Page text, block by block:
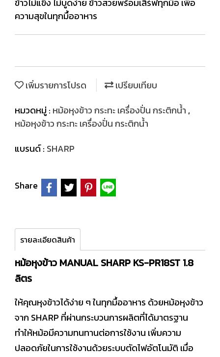
ข้าวไม่แข็ง ไม่บูดง่าย ข้าวสวยพร้อมเสิร์ฟทุกมื้อ เพื่อ
ความสุขในทุกมื้ออาหาร
เพิ่มรายการโปรด
เปรียบเทียบ
หมวดหมู่ : หม้อหุงข้าว กระทะ เครื่องปั่น กระติกน้ำ ,
หม้อหุงข้าว กระทะ เครื่องปั่น กระติกน้ำ
แบรนด์ : SHARP
Share
รายละเอียดสินค้า
หม้อหุงข้าว MANUAL SHARP KS-PR18ST 1.8
ลิตร
ให้คุณหุงข้าวได้ง่าย ๆ ในทุกมื้ออาหาร ด้วยหม้อหุงข้าว
จาก SHARP ที่ผ่านกระบวนการผลิตที่ได้มาตรฐาน
ทำให้หม้อมีความทนทานต่อการใช้งาน เพิ่มความ
ปลอดภัยในการใช้งานด้วยระบบตัดไฟอัตโนมัติ เมื่อ